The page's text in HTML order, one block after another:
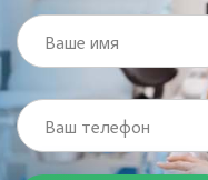
Ваше имя
Ваш телефон